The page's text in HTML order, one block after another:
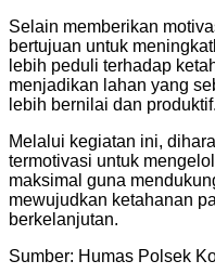
Selain memberikan
bertujuan untuk
lebih peduli terhadap
menjadikan lahan yang
lebih bernilai dan produktif.
Melalui kegiatan ini,
termotivasi untuk
maksimal guna
mewujudkan ketahanan
berkelanjutan.
Sumber: Humas Polsek